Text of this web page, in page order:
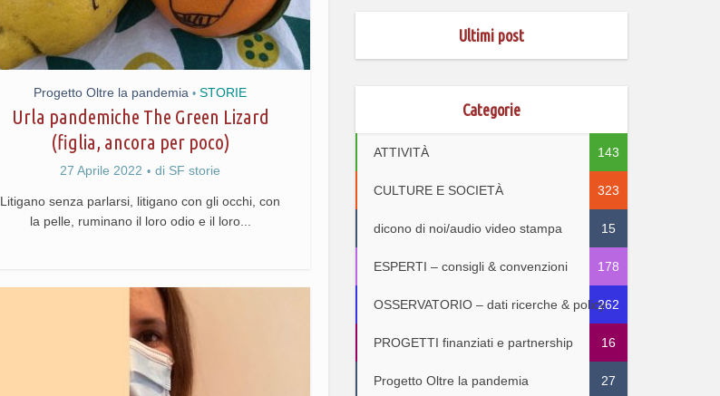
Progetto Oltre la pandemia • STORIE
Urla pandemiche The Green Lizard
(figlia, ancora per poco)
27 Aprile 2022 di SF storie
Litigano senza parlarsi, litigano con gli occhi, con
la pelle, ruminano il loro odio e il loro...
Ultimi post
Categorie
ATTIVITÀ 143
CULTURE E SOCIETÀ 323
dicono di noi/audio video stampa 15
ESPERTI – consigli & convenzioni 178
OSSERVATORIO – dati ricerche & policy262
PROGETTI finanziati e partnership 16
Progetto Oltre la pandemia 27